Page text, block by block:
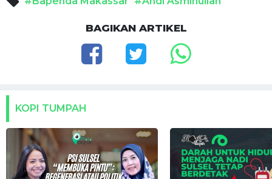
BAGIKAN ARTIKEL
KOPI TUMPAH